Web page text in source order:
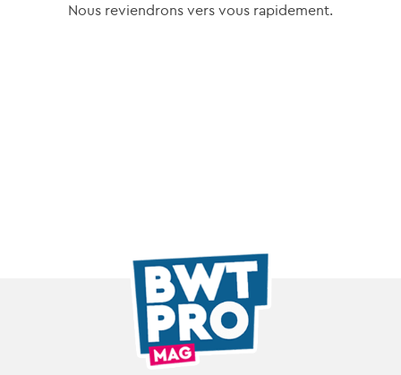
Nous reviendrons vers vous rapidement.